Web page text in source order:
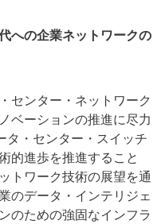
への企業ネットワークの
センター・ネットワーク
ベーションの推進に尽力
タ・センター・スイッチ
的進歩を推進すること
トワーク技術の展望を通
のデータ・インテリジェ
のための強固なインフラ